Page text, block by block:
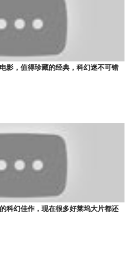
影，值得珍藏的经典，科幻迷不可错
科幻佳作，现在很多好莱坞大片都还